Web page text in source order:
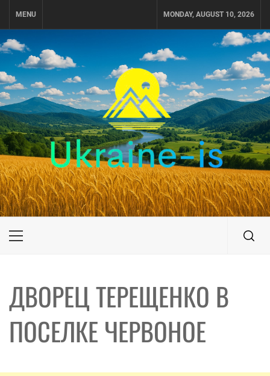
MENU MONDAY, AUGUST 10, 2026
UKRAINE-IS
ПУТЕШЕСТВИЕ ПО УКРАИНЕ
Primary
ДВОРЕЦ ТЕРЕЩЕНКО В
ПОСЕЛКЕ ЧЕРВОНОЕ